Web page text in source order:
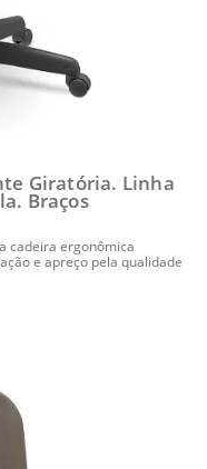
Giratória. Linha
Braços
cadeira ergonômica
e apreço pela qualidade